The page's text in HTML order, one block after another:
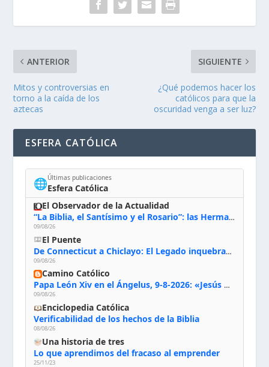
ANTERIOR
Mitos y controversias en
torno a la caída de los
aztecas
SIGUIENTE
¿Qué podemos hacer los
católicos para que la
oscuridad venga a ser luz?
ESFERA CATÓLICA
🌐Últimas publicaciones
Esfera Católica
El Observador de la Actualidad
“La Biblia, el Santísimo y el Rosario”: las Hermanas de Belén, evacuadas por el incendio de Huelva, España
09/08/26
El Puente
De Connecticut a Chiclayo: El Legado inquebrantable de Monseñor Juan Tomis Stack
09/08/26
Camino Católico
Papa León Xiv en el Ángelus, 9-8-2026: «Jesús no nos abandona y si lo acogemos con humildad con la oración, los sacramentos y la escucha de su Palabra, en Él encontraremos paz, luz y fuerza para nuestro camino»
09/08/26
Enciclopedia Católica
Verificabilidad de los hechos de la Biblia
08/08/26
Una historia de tres
Lo que aprendimos del fracaso al emprender
25/11/23